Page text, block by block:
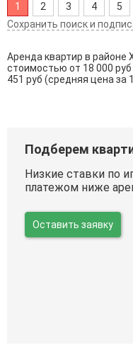
1 2 3 4 5
Сохранить поиск и
Аренда квартир в районе
стоимостью от 18 000
451 руб (средняя цена за
Подберем
Низкие ставки по
платежом ниже
Оставить заявку